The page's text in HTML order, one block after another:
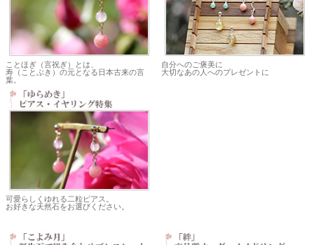
ことほぎ（言祝ぎ）とは、
寿（ことぶき）の元となる日本古来の言
葉。
自分へのご褒美に
大切なあの人へのプレゼントに
可愛らしくゆれる二粒ピアス。
お好きな天然石をお選びください。